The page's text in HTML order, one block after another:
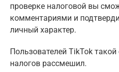
проверке налоговой вы
комментариями и
личный характер.
Пользователей TikTok
налогов рассмешил.